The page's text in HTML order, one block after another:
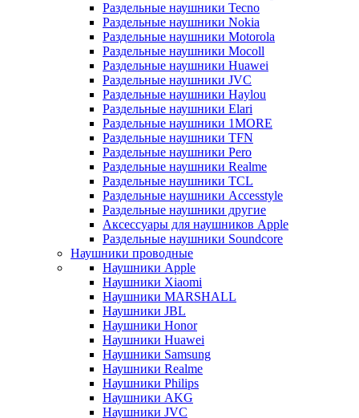
Раздельные наушники Tecno
Раздельные наушники Nokia
Раздельные наушники Motorola
Раздельные наушники Mocoll
Раздельные наушники Huawei
Раздельные наушники JVC
Раздельные наушники Haylou
Раздельные наушники Elari
Раздельные наушники 1MORE
Раздельные наушники TFN
Раздельные наушники Pero
Раздельные наушники Realme
Раздельные наушники TCL
Раздельные наушники Accesstyle
Раздельные наушники другие
Аксессуары для наушников Apple
Раздельные наушники Soundcore
Наушники проводные
Наушники Apple
Наушники Xiaomi
Наушники MARSHALL
Наушники JBL
Наушники Honor
Наушники Huawei
Наушники Samsung
Наушники Realme
Наушники Philips
Наушники AKG
Наушники JVC